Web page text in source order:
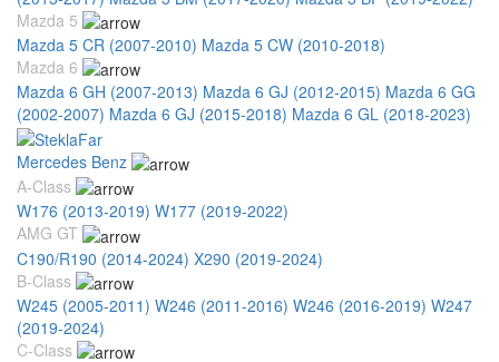
Mazda 5
Mazda 5 CR (2007-2010) Mazda 5 CW (2010-2018)
Mazda 6
Mazda 6 GH (2007-2013) Mazda 6 GJ (2012-2015) Mazda 6 GG
(2002-2007) Mazda 6 GJ (2015-2018) Mazda 6 GL (2018-2023)
Mercedes Benz
A-Class
W176 (2013-2019) W177 (2019-2022)
AMG GT
C190/R190 (2014-2024) X290 (2019-2024)
B-Class
W245 (2005-2011) W246 (2011-2016) W246 (2016-2019) W247
(2019-2024)
C-Class